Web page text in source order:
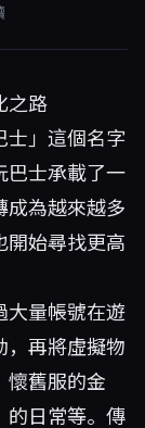
之路
士」這個名字
巴士承載了一
成為越來越多
開始尋找更高
大量帳號在遊
，再將虛擬物
懷舊服的金
的日常等。傳